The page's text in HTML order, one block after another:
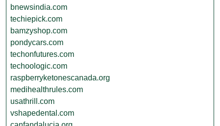
bnewsindia.com
techiepick.com
bamzyshop.com
pondycars.com
techonfutures.com
techoologic.com
raspberryketonescanada.org
medihealthrules.com
usathrill.com
vshapedental.com